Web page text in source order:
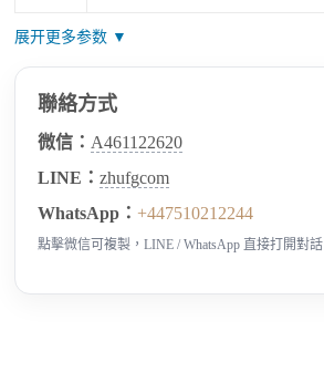
展开更多参数 ▼
聯絡方式
微信： A461122620
LINE：zhufgcom
WhatsApp：+447510212244
點擊微信可複製，LINE / WhatsApp 直接打開對話